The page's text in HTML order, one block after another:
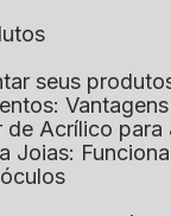
seus
de Acrílico
Joias: